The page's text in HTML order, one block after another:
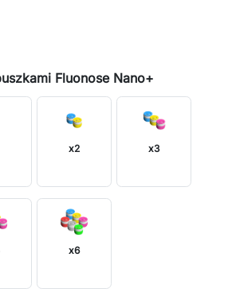
Fluonose Nano+
x2 x3
x6